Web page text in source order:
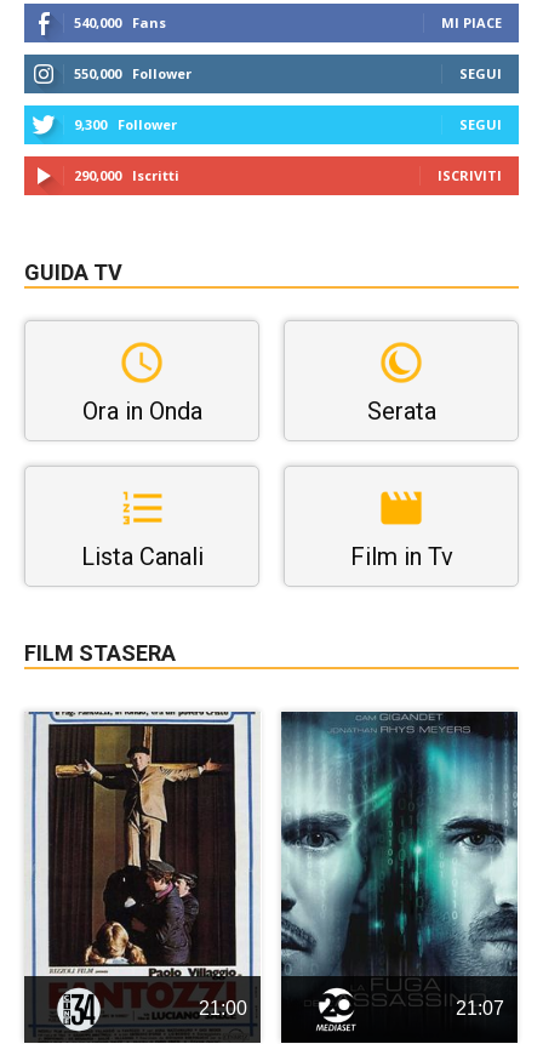
540,000 Fans MI PIACE
550,000 Follower SEGUI
9,300 Follower SEGUI
290,000 Iscritti ISCRIVITI
GUIDA TV
Ora in Onda Serata
Lista Canali Film in Tv
FILM STASERA
21:00 21:07